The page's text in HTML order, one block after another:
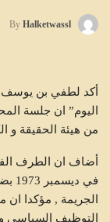
By Halketwassl
أكد لطفي بن يوسف
اليوم” ان جلسة
من هيئة الحقيقة و
أضاف ان الطرف
في
الجريمة , مؤكدا ان
التوظيف السياسي